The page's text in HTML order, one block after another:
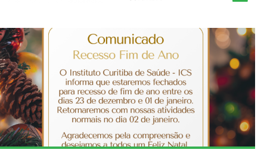
ICS
Instituto
Curitiba
de
Saúde